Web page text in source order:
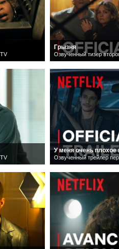
Грызня
Озвученный тизер
У меня очень плохое
Озвученный трейлер